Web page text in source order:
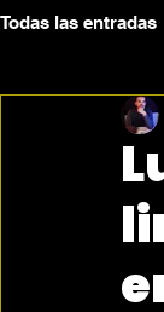
Todas las entradas
Topicality